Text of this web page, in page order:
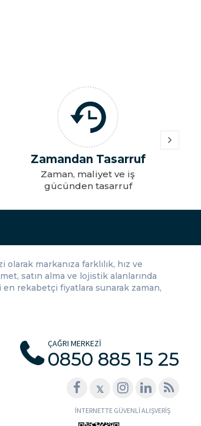
çevrimleri ve daha fazlasını yapabilen bu
konusunda da size farklı seçenekler
makinesi, hem iş yeri içinde hem de hediye
uygun hesap makinesi seçeneklerimizi
Yakıttan Tasarruf
Tek tıkla hemen
kapında
markanıza farklılık, hız ve
satın alma ve lojistik alanlarında
rekabetçi fiyatlara sunarak zaman,
ÇAĞRI MERKEZİ
0850 885 15 25
𝕏
İNTERNETTE GÜVENLİ ALIŞVERİŞ